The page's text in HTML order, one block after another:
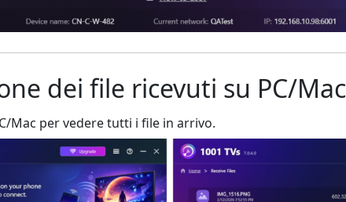
dei file ricevuti su PC/Mac
Mac per vedere tutti i file in arrivo.